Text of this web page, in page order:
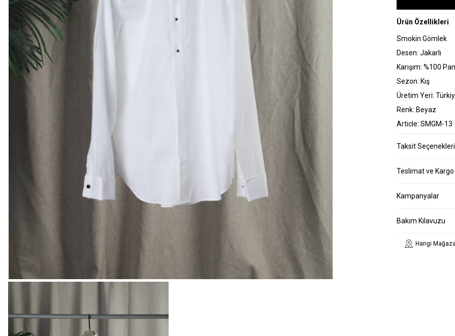
Ürün Özellikleri
Smokin Gömlek
Desen: Jakarlı
Karışım: %100
Sezon: Kış
Üretim Yeri:
Renk: Beyaz
Article: SMGM-13
Taksit Seçenekleri
Teslimat ve Kargo
Kampanyalar
Bakım Kılavuzu
Hangi